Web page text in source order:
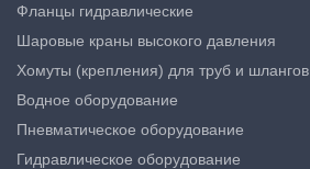
Фланцы гидравлические
Шаровые краны высокого давления
Хомуты (крепления) для труб и шлангов
Водное оборудование
Пневматическое оборудование
Гидравлическое оборудование